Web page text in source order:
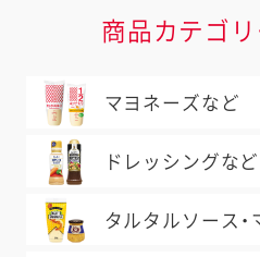
商品カテゴ
マヨネーズなど
ドレッシングなど
タルタルソース